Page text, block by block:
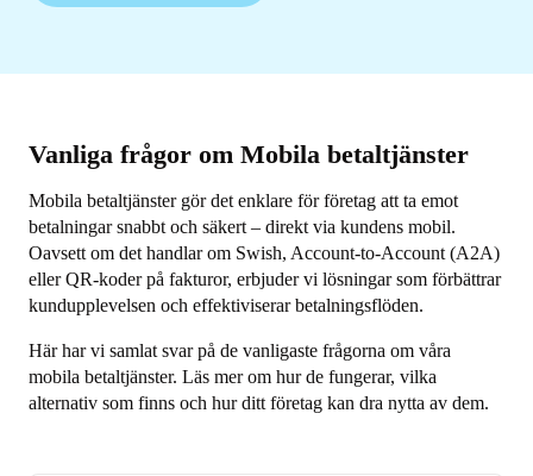
Vanliga frågor om Mobila betaltjänster
Mobila betaltjänster gör det enklare för företag att ta emot
betalningar snabbt och säkert – direkt via kundens mobil.
Oavsett om det handlar om Swish, Account-to-Account (A2A)
eller QR-koder på fakturor, erbjuder vi lösningar som förbättrar
kundupplevelsen och effektiviserar betalningsflöden.
Här har vi samlat svar på de vanligaste frågorna om våra
mobila betaltjänster. Läs mer om hur de fungerar, vilka
alternativ som finns och hur ditt företag kan dra nytta av dem.